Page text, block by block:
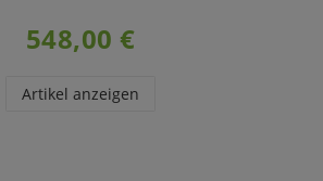
548,00 €
Artikel anzeigen